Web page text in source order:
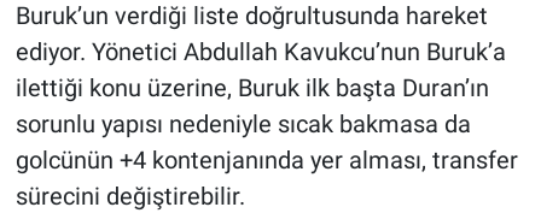
Buruk’un verdiği liste doğrultusunda hareket
ediyor. Yönetici Abdullah Kavukcu’nun Buruk’a
ilettiği konu üzerine, Buruk ilk başta Duran’ın
sorunlu yapısı nedeniyle sıcak bakmasa da
golcünün +4 kontenjanında yer alması, transfer
sürecini değiştirebilir.